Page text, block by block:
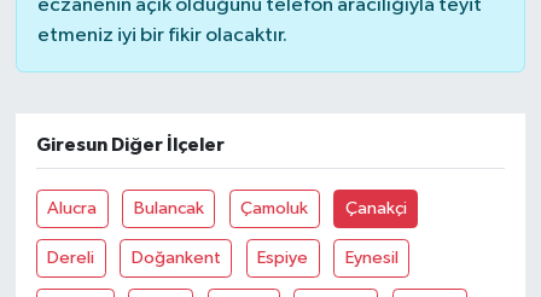
eczanenin açık olduğunu telefon aracılığıyla teyit
etmeniz iyi bir fikir olacaktır.
Giresun Diğer İlçeler
Alucra Bulancak Çamoluk Çanakçi
Dereli Doğankent Espiye Eynesil